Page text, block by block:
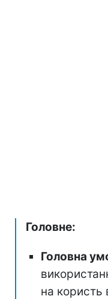
Головне:
Головна
на користь